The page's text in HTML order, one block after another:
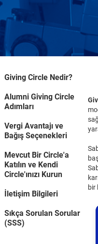
Giving Circle Nedir?
Alumni Giving Circle
Adımları
Vergi Avantajı ve
Bağış Seçenekleri
Mevcut Bir Circle'a
Katılın ve Kendi
Circle'ınızı Kurun
İletişim Bilgileri
Sıkça Sorulan Sorular
(SSS)
bir